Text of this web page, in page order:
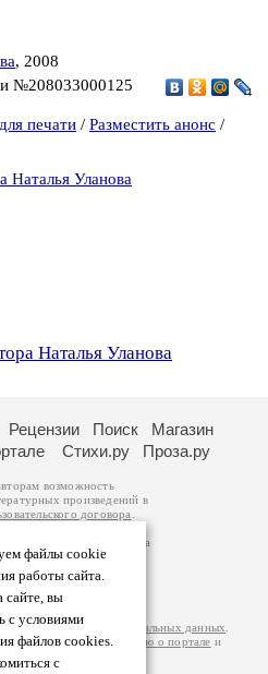
, 2008
№208033000125
печати / Разместить анонс /
Наталья Уланова
Наталья Уланова
файлы cookie
работы сайта.
сайте, вы
с условиями
файлов cookies.
с
Рецензии Поиск
Магазин
Стихи.ру Проза.ру
возможность
произведений в
договора
принадлежат авторам
произведений возможна
вы можете
Ответственность за
самостоятельно на
обработки персональных данных
подробнуюинформацию о портале и